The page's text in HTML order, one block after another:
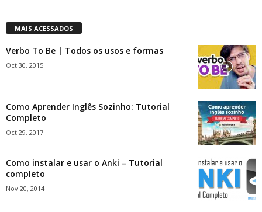
MAIS ACESSADOS
Verbo To Be | Todos os usos e formas
Oct 30, 2015
Como Aprender Inglês Sozinho: Tutorial
Completo
Oct 29, 2017
Como instalar e usar o Anki – Tutorial
completo
Nov 20, 2014